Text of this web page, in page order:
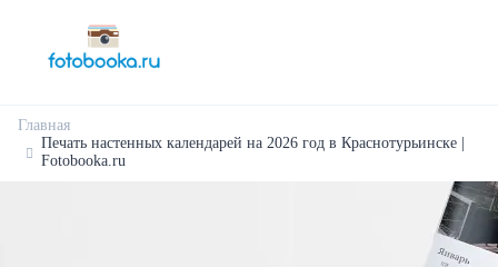
Главная
Печать настенных календарей на 2026 год в Краснотурьинске |
Fotobooka.ru